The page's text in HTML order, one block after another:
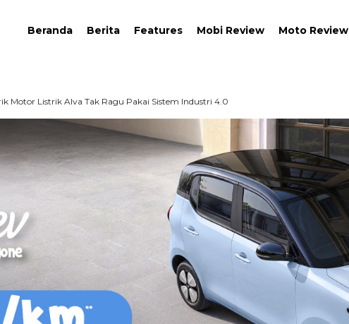
Beranda Berita Features Mobi Review Moto Review
Motor Listrik Alva Tak Ragu Pakai Sistem Industri 4.0